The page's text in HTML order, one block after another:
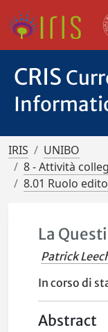
CRIS
IRIS
UNIBO
8 - Attività
8.01 Ruolo
La
Patrick
In corso di
Abstract